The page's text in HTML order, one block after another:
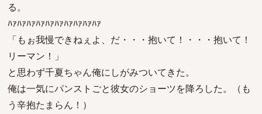
る。
ﾊｧﾊｧﾊｧﾊｧﾊｧﾊｧﾊｧﾊｧﾊｧﾊｧ
「もぉ我慢できねぇよ、だ・・・抱いて！・・・抱いて！
リーマン！」
と思わず千夏ちゃん俺にしがみついてきた。
俺は一気にパンストごと彼女のショーツを降ろした。（も
う辛抱たまらん！）